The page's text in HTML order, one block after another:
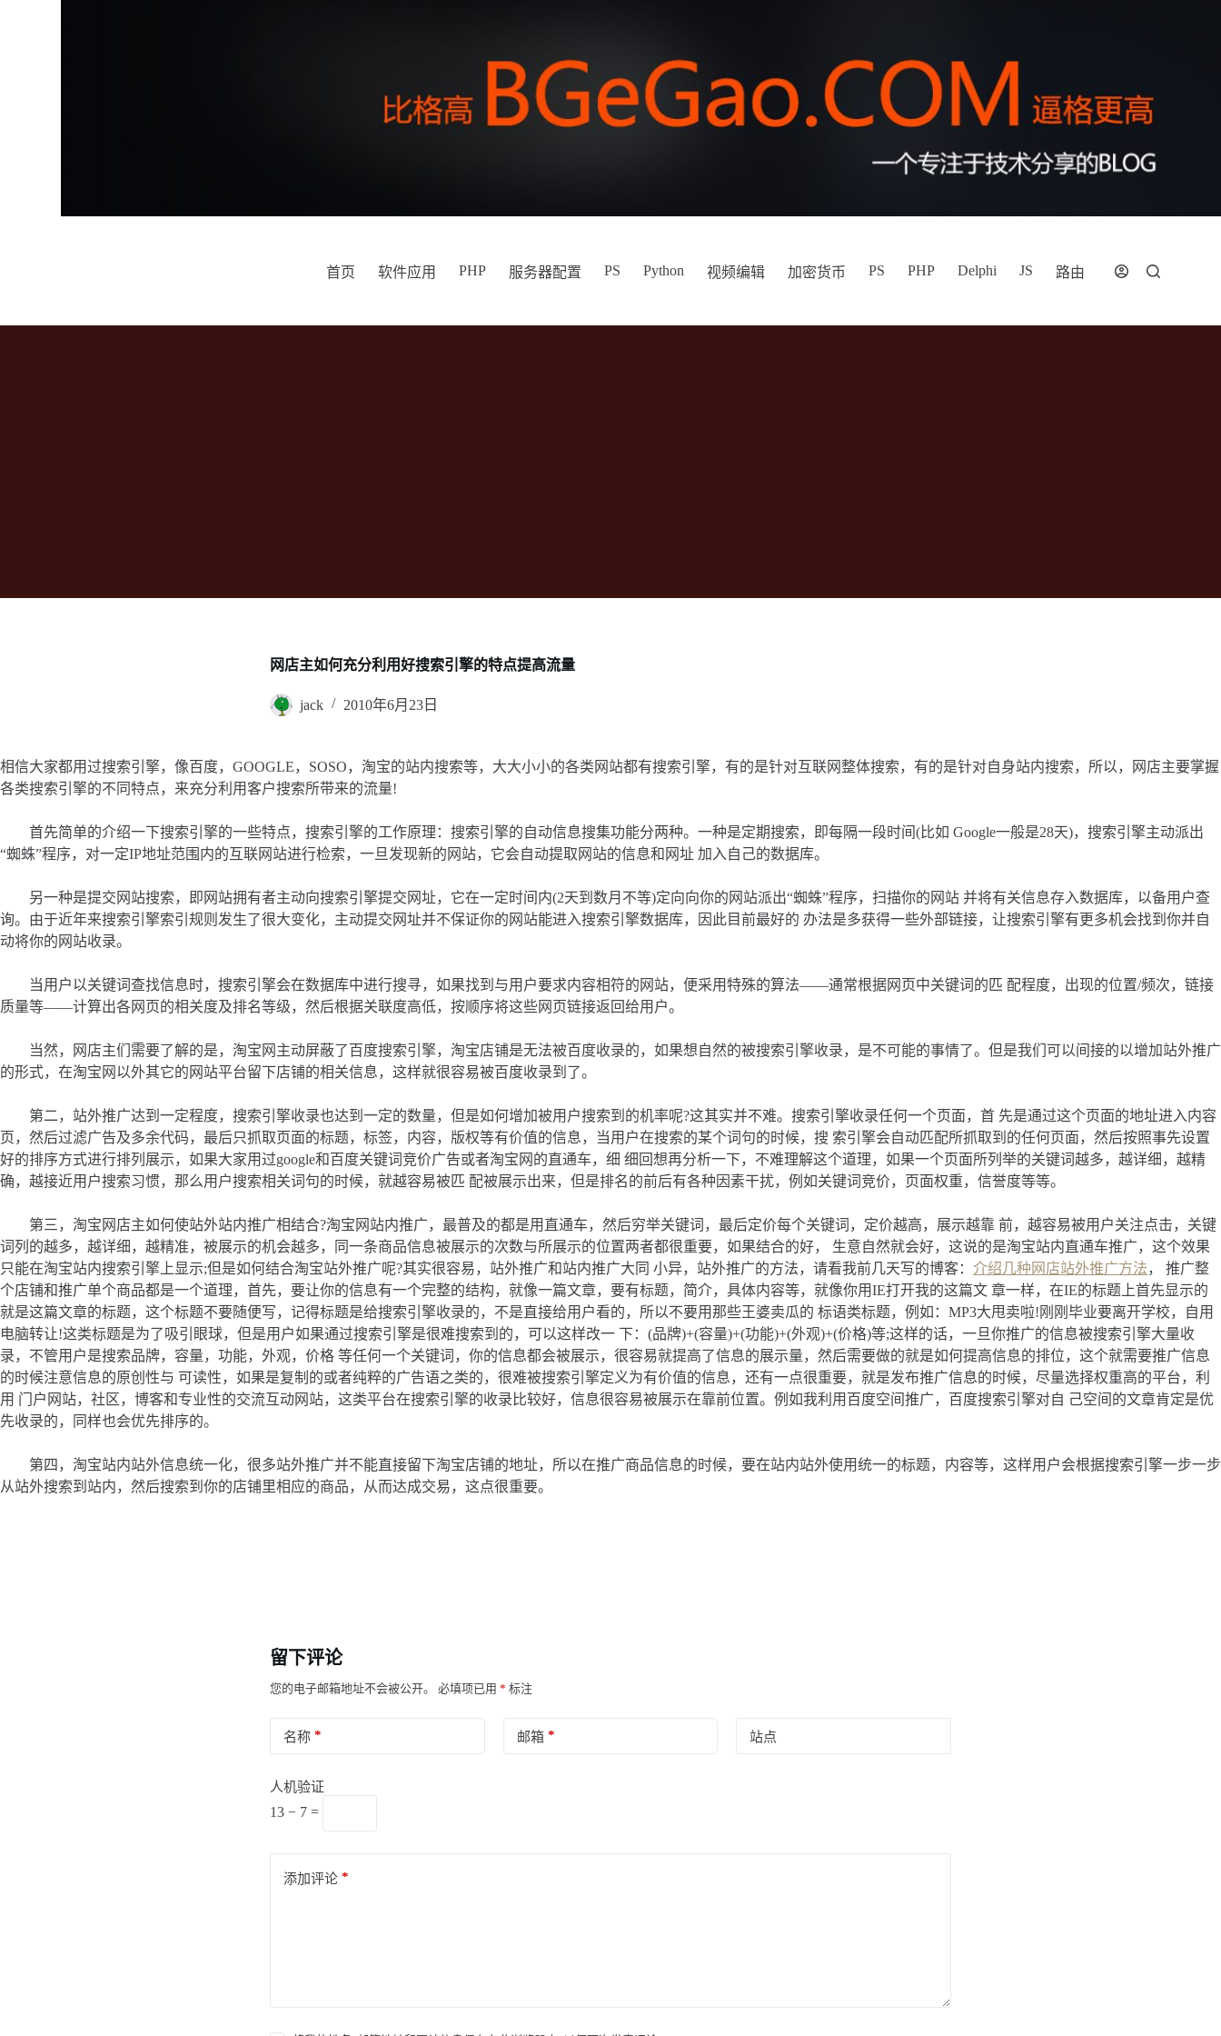
首页 软件应用 PHP 服务器配置 PS Python 视频编辑 加密货币 PS PHP Delphi JS 路由
网店主如何充分利用好搜索引擎的特点提高流量
jack 2010年6月23日
相信大家都用过搜索引擎，像百度，GOOGLE，SOSO，淘宝的站内搜索等，大大小小的各类网站都有搜索引擎，有的是针对互联网整体搜索，有的是针对自身站内搜索，所以，网店主要掌握
各类搜索引擎的不同特点，来充分利用客户搜索所带来的流量!
首先简单的介绍一下搜索引擎的一些特点，搜索引擎的工作原理：搜索引擎的自动信息搜集功能分两种。一种是定期搜索，即每隔一段时间(比如 Google一般是28天)，搜索引擎主动派出
“蜘蛛”程序，对一定IP地址范围内的互联网站进行检索，一旦发现新的网站，它会自动提取网站的信息和网址 加入自己的数据库。
另一种是提交网站搜索，即网站拥有者主动向搜索引擎提交网址，它在一定时间内(2天到数月不等)定向向你的网站派出“蜘蛛”程序，扫描你的网站 并将有关信息存入数据库，以备用户查
询。由于近年来搜索引擎索引规则发生了很大变化，主动提交网址并不保证你的网站能进入搜索引擎数据库，因此目前最好的 办法是多获得一些外部链接，让搜索引擎有更多机会找到你并自
动将你的网站收录。
当用户以关键词查找信息时，搜索引擎会在数据库中进行搜寻，如果找到与用户要求内容相符的网站，便采用特殊的算法——通常根据网页中关键词的匹 配程度，出现的位置/频次，链接
质量等——计算出各网页的相关度及排名等级，然后根据关联度高低，按顺序将这些网页链接返回给用户。
当然，网店主们需要了解的是，淘宝网主动屏蔽了百度搜索引擎，淘宝店铺是无法被百度收录的，如果想自然的被搜索引擎收录，是不可能的事情了。但是我们可以间接的以增加站外推广
的形式，在淘宝网以外其它的网站平台留下店铺的相关信息，这样就很容易被百度收录到了。
第二，站外推广达到一定程度，搜索引擎收录也达到一定的数量，但是如何增加被用户搜索到的机率呢?这其实并不难。搜索引擎收录任何一个页面，首 先是通过这个页面的地址进入内容
页，然后过滤广告及多余代码，最后只抓取页面的标题，标签，内容，版权等有价值的信息，当用户在搜索的某个词句的时候，搜 索引擎会自动匹配所抓取到的任何页面，然后按照事先设置
好的排序方式进行排列展示，如果大家用过google和百度关键词竞价广告或者淘宝网的直通车，细 细回想再分析一下，不难理解这个道理，如果一个页面所列举的关键词越多，越详细，越精
确，越接近用户搜索习惯，那么用户搜索相关词句的时候，就越容易被匹 配被展示出来，但是排名的前后有各种因素干扰，例如关键词竞价，页面权重，信誉度等等。
第三，淘宝网店主如何使站外站内推广相结合?淘宝网站内推广，最普及的都是用直通车，然后穷举关键词，最后定价每个关键词，定价越高，展示越靠 前，越容易被用户关注点击，关键
词列的越多，越详细，越精准，被展示的机会越多，同一条商品信息被展示的次数与所展示的位置两者都很重要，如果结合的好， 生意自然就会好，这说的是淘宝站内直通车推广，这个效果
只能在淘宝站内搜索引擎上显示;但是如何结合淘宝站外推广呢?其实很容易，站外推广和站内推广大同 小异，站外推广的方法，请看我前几天写的博客： 介绍几种网店站外推广方法， 推广整
个店铺和推广单个商品都是一个道理，首先，要让你的信息有一个完整的结构，就像一篇文章，要有标题，简介，具体内容等，就像你用IE打开我的这篇文 章一样，在IE的标题上首先显示的
就是这篇文章的标题，这个标题不要随便写，记得标题是给搜索引擎收录的，不是直接给用户看的，所以不要用那些王婆卖瓜的 标语类标题，例如：MP3大甩卖啦!刚刚毕业要离开学校，自用
电脑转让!这类标题是为了吸引眼球，但是用户如果通过搜索引擎是很难搜索到的，可以这样改一 下：(品牌)+(容量)+(功能)+(外观)+(价格)等;这样的话，一旦你推广的信息被搜索引擎大量收
录，不管用户是搜索品牌，容量，功能，外观，价格 等任何一个关键词，你的信息都会被展示，很容易就提高了信息的展示量，然后需要做的就是如何提高信息的排位，这个就需要推广信息
的时候注意信息的原创性与 可读性，如果是复制的或者纯粹的广告语之类的，很难被搜索引擎定义为有价值的信息，还有一点很重要，就是发布推广信息的时候，尽量选择权重高的平台，利
用 门户网站，社区，博客和专业性的交流互动网站，这类平台在搜索引擎的收录比较好，信息很容易被展示在靠前位置。例如我利用百度空间推广，百度搜索引擎对自 己空间的文章肯定是优
先收录的，同样也会优先排序的。
第四，淘宝站内站外信息统一化，很多站外推广并不能直接留下淘宝店铺的地址，所以在推广商品信息的时候，要在站内站外使用统一的标题，内容等，这样用户会根据搜索引擎一步一步
从站外搜索到站内，然后搜索到你的店铺里相应的商品，从而达成交易，这点很重要。
留下评论
您的电子邮箱地址不会被公开。 必填项已用 * 标注
名称 * 邮箱* 站点
人机验证
13 − 7 =
添加评论 *